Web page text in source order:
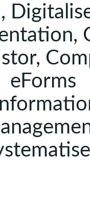
eForms